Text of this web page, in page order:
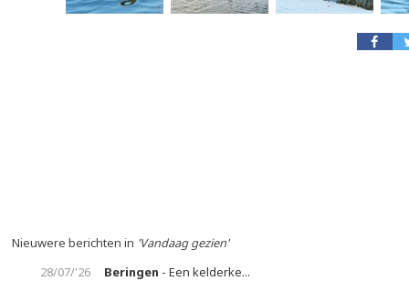
Nieuwere berichten in 'Vandaag gezien'
28/07/'26
Beringen - Een kelderke...